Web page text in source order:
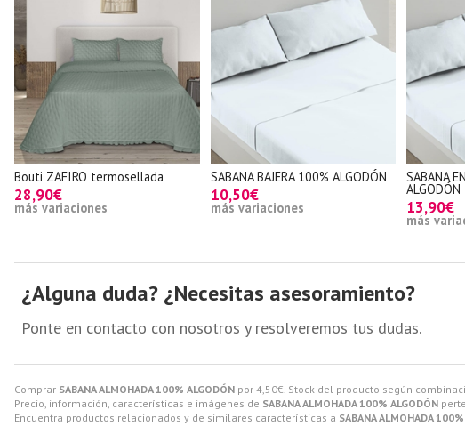
Comprar SABANA ALMOHADA 100% ALGODÓN por 4,50€. Stock del producto según
Precio, información, características e imágenes de SABANA ALMOHADA 100% ALGODÓN
Encuentra productos relacionados y de similares características a SABANA ALMOHADA
Bouti ZAFIRO termosellada
28,90€
más variaciones
SABANA BAJERA 100% ALGODÓN
10,50€
más variaciones
SABANA
ALGODÓN
13,90€
más
¿Alguna duda? ¿Necesitas asesoramiento?
Ponte en contacto con nosotros y resolveremos tus dudas.